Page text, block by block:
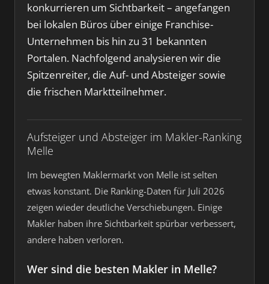
konkurrieren um Sichtbarkeit – angefangen
bei lokalen Büros über einige Franchise-
Unternehmen bis hin zu 31 bekannten
Portalen. Nachfolgend analysieren wir die
Spitzenreiter, die Auf- und Absteiger sowie
die frischen Marktteilnehmer.
Aufsteiger und Absteiger im Makler-Ranking
Melle
Im bewegten Maklermarkt von Melle ist selten
etwas konstant. Die Ranking-Daten für Juli 2026
zeigen wieder deutliche Verschiebungen. Einige
Makler haben ihre Sichtbarkeit spürbar verbessert,
andere haben verloren.
Wer sind die besten Makler in Melle?